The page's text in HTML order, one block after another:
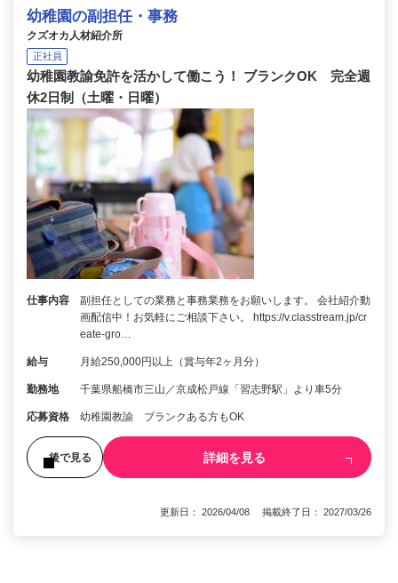
幼稚園の副担任・事務
クズオカ人材紹介所
正社員
幼稚園教諭免許を活かして働こう！ ブランクOK 完全週
休2日制（土曜・日曜）
仕事内容
副担任としての業務と事務業務をお願いします。 会社紹介動
画配信中！お気軽にご相談下さい。 https://v.classtream.jp/cr
eate-gro…
給与 月給250,000円以上（賞与年2ヶ月分）
勤務地 千葉県船橋市三山／京成松戸線「習志野駅」より車5分
応募資格 幼稚園教諭 ブランクある方もOK
後で見る 詳細を見る
更新日： 2026/04/08 掲載終了日： 2027/03/26